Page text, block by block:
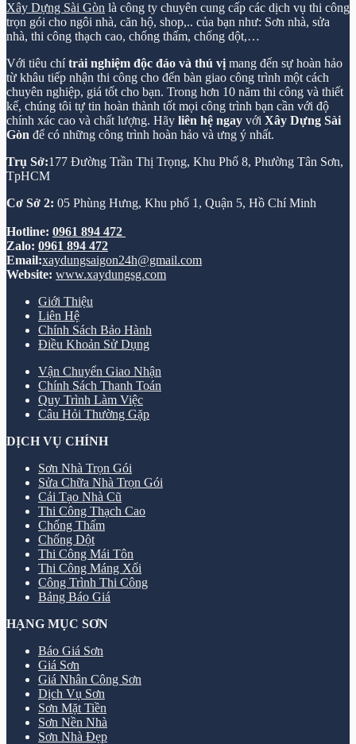
Xây Dựng Sài Gòn là công ty chuyên cung cấp các dịch vụ thi công
trọn gói cho ngôi nhà, căn hộ, shop,.. của bạn như: Sơn nhà, sửa
nhà, thi công thạch cao, chống thấm, chống dột,…
Với tiêu chítrải nghiệm độc đáo và thú vị mang đến sự hoàn hảo
từ khâu tiếp nhận thi công cho đến bàn giao công trình một cách
chuyên nghiệp, giá tốt cho bạn. Trong hơn 10 năm thi công và thiết
kế, chúng tôi tự tin hoàn thành tốt mọi công trình bạn cần với độ
chính xác cao và chất lượng. Hãy liên hệ ngay với Xây Dựng Sài
Gòn để có những công trình hoàn hảo và ưng ý nhất.
Trụ Sở:177 Đường Trần Thị Trọng, Khu Phố 8, Phường Tân Sơn,
TpHCM
Cơ Sở 2: 05 Phùng Hưng, Khu phố 1, Quận 5, Hồ Chí Minh
Hotline: 0961 894 472
Zalo: 0961 894 472
Email:xaydungsaigon24h@gmail.com
Website: www.xaydungsg.com
Giới Thiệu
Liên Hệ
Chính Sách Bảo Hành
Điều Khoản Sử Dụng
Vận Chuyển Giao Nhận
Chính Sách Thanh Toán
Quy Trình Làm Việc
Câu Hỏi Thường Gặp
DỊCH VỤ CHÍNH
Sơn Nhà Trọn Gói
Sửa Chữa Nhà Trọn Gói
Cải Tạo Nhà Cũ
Thi Công Thạch Cao
Chống Thấm
Chống Dột
Thi Công Mái Tôn
Thi Công Máng Xối
Công Trình Thi Công
Bảng Báo Giá
HẠNG MỤC SƠN
Báo Giá Sơn
Giá Sơn
Giá Nhân Công Sơn
Dịch Vụ Sơn
Sơn Mặt Tiền
Sơn Nền Nhà
Sơn Nhà Đẹp